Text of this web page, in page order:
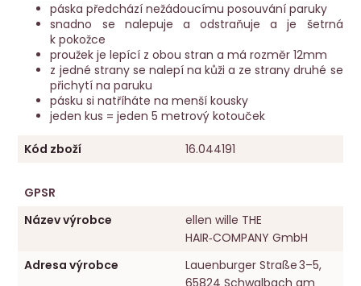
páska předchází nežádoucímu posouvání paruky
snadno se nalepuje a odstraňuje a je šetrná
k pokožce
proužek je lepící z obou stran a má rozměr 12mm
z jedné strany se nalepí na kůži a ze strany druhé se
přichytí na paruku
pásku si natříháte na menší kousky
jeden kus = jeden 5 metrový kotouček
Kód zboží 16.044191
GPSR
Název výrobce
ellen wille THE
HAIR‑COMPANY GmbH
Adresa výrobce
Lauenburger Straße 3–5,